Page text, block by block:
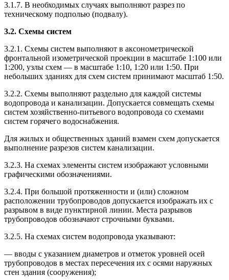
3.1.7. В необходимых случаях выполняют разрез по
техническому подполью (подвалу).
3.2. Схемы систем
3.2.1. Схемы систем выполняют в аксонометрической
фронтальной изометрической проекции в масштабе 1:100 или
1:200, узлы схем — в масштабе 1:10, 1:20 или 1:50. При
небольших зданиях для схем систем принимают масштаб 1:50.
3.2.2. Схемы выполняют раздельно для каждой системы
водопровода и канализации. Допускается совмещать схемы
систем хозяйственно-питьевого водопровода со схемами
систем горячего водоснабжения.
Для жилых и общественных зданий взамен схем допускается
выполнение разрезов систем канализации.
3.2.3. На схемах элементы систем изображают условными
графическими обозначениями.
3.2.4. При большой протяженности и (или) сложном
расположении трубопроводов допускается изображать их с
разрывом в виде пунктирной линии. Места разрывов
трубопроводов обозначают строчными буквами.
3.2.5. На схемах систем водопровода указывают:
— вводы с указанием диаметров и отметок уровней осей
трубопроводов в местах пересечения их с осями наружных
стен здания (сооружения);